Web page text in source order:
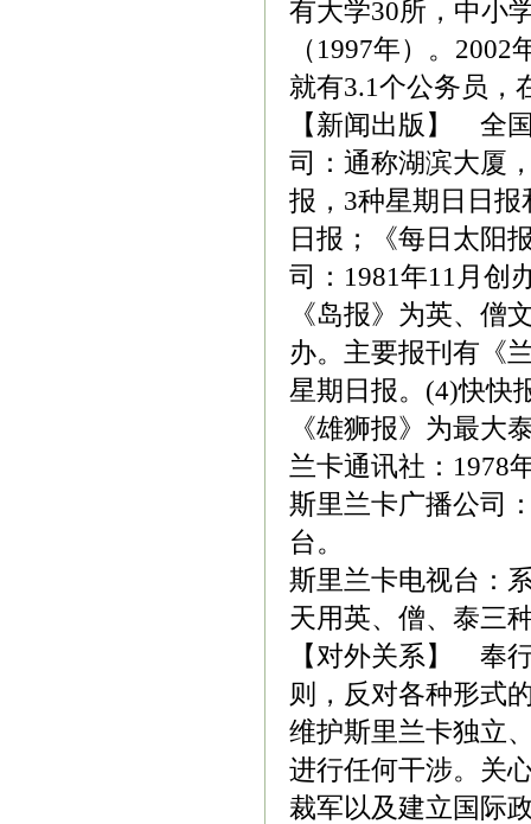
有大学30所，中小
（1997年）。
就有3.1个公务员，
【新闻出版】 全
司：通称湖滨大厦
报，3种星期日日
日报；《每日太阳
司：1981年11月创
《岛报》为英、僧
办。主要报刊有《
星期日报。(4)快快
《雄狮报》为最大
兰卡通讯社：1978
斯里兰卡广播公司
台。
斯里兰卡电视台：
天用英、僧、泰三
【对外关系】 奉
则，反对各种形式
维护斯里兰卡独立
进行任何干涉。关
裁军以及建立国际